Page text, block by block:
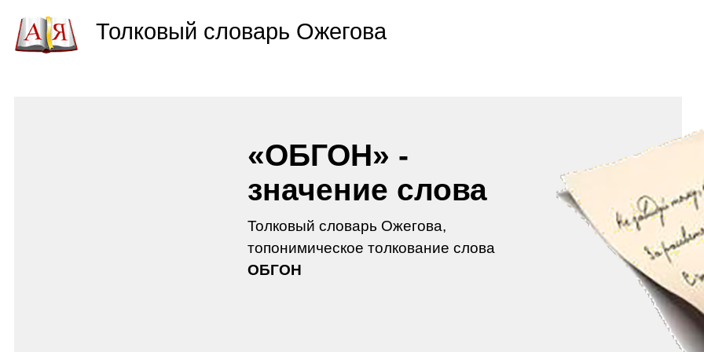
«ОБГОН» -
значение слова
Толковый словарь Ожегова,
топонимическое толкование слова
ОБГОН
Толковый словарь Ожегова